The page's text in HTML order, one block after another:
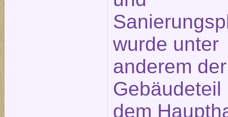
wurde unter
anderem der
Gebäudeteil
dem